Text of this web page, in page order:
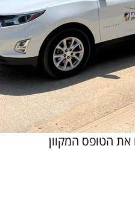
את הטופס המקוון